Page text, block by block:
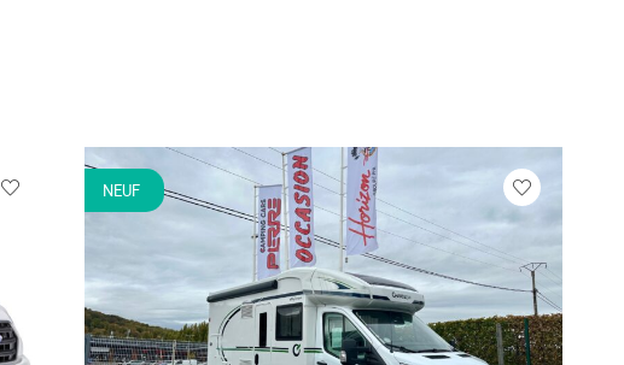
NEUF
Veuillez
connecter